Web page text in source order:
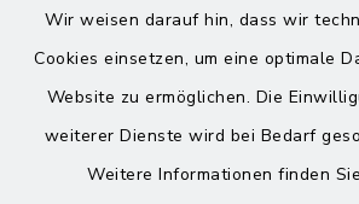
Wir weisen darauf hin, dass wir
Cookies einsetzen, um eine optimale
Website zu ermöglichen. Die
weiterer Dienste wird bei Bedarf
Weitere Informationen finden
Barrierefreiheit